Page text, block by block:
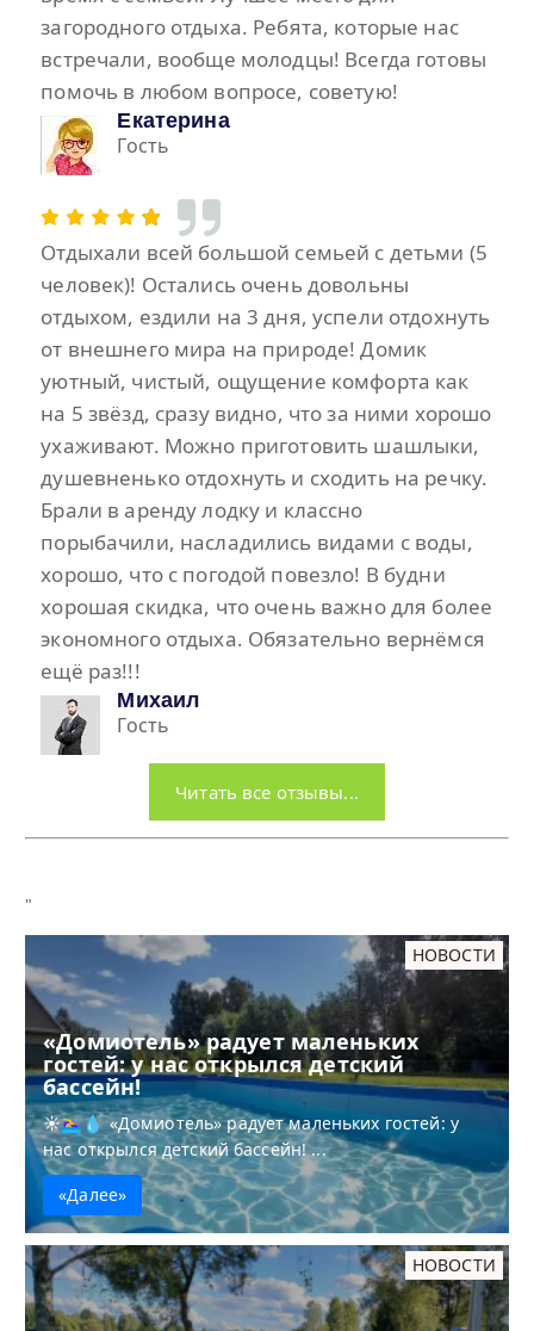
загородного отдыха. Ребята, которые нас
встречали, вообще молодцы! Всегда готовы
помочь в любом вопросе, советую!
Екатерина
Гость
Отдыхали всей большой семьей с детьми (5
человек)! Остались очень довольны
отдыхом, ездили на 3 дня, успели отдохнуть
от внешнего мира на природе! Домик
уютный, чистый, ощущение комфорта как
на 5 звёзд, сразу видно, что за ними хорошо
ухаживают. Можно приготовить шашлыки,
душевненько отдохнуть и сходить на речку.
Брали в аренду лодку и классно
порыбачили, насладились видами с воды,
хорошо, что с погодой повезло! В будни
хорошая скидка, что очень важно для более
экономного отдыха. Обязательно вернёмся
ещё раз!!!
Михаил
Гость
Читать все отзывы...
"
НОВОСТИ
«Домиотель» радует маленьких
гостей: у нас открылся детский
бассейн!
☀️🏊‍♀️💧 «Домиотель» радует маленьких гостей: у
нас открылся детский бассейн! ...
«Далее»
НОВОСТИ